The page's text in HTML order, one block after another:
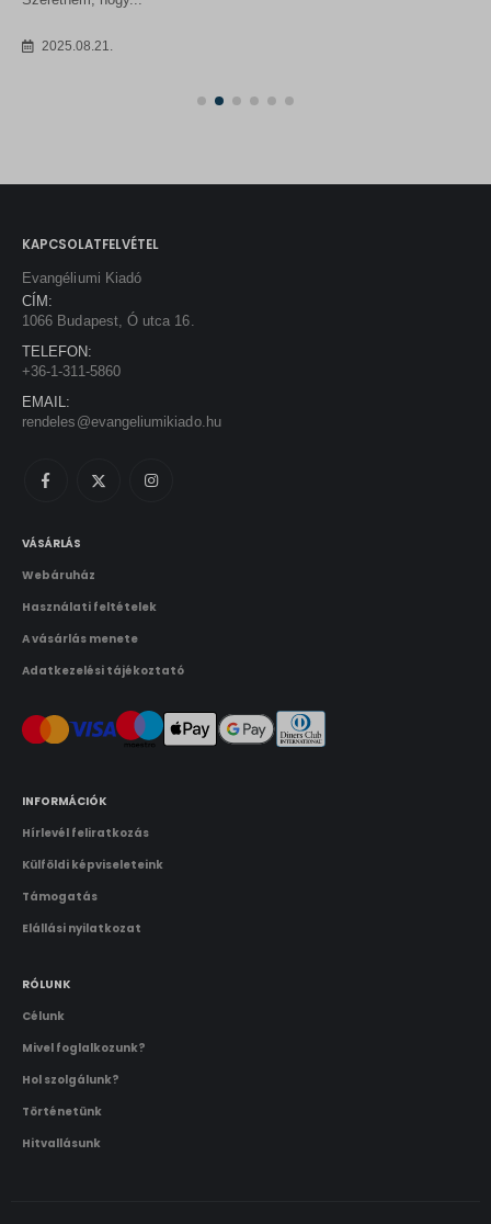
KAPCSOLATFELVÉTEL
Evangéliumi Kiadó
CÍM:
1066 Budapest, Ó utca 16.
TELEFON:
+36-1-311-5860
EMAIL:
rendeles@evangeliumikiado.hu
VÁSÁRLÁS
Webáruház
Használati feltételek
A vásárlás menete
Adatkezelési tájékoztató
INFORMÁCIÓK
Hírlevél feliratkozás
Külföldi képviseleteink
Támogatás
Elállási nyilatkozat
RÓLUNK
Célunk
Mivel foglalkozunk?
Hol szolgálunk?
Történetünk
Hitvallásunk